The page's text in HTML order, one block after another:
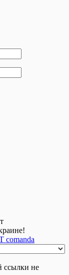
comanda
ссылки не